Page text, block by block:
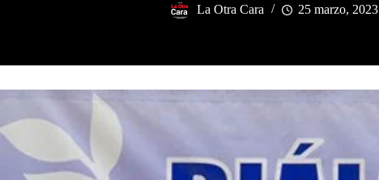
La Otra Cara 25 marzo, 2023